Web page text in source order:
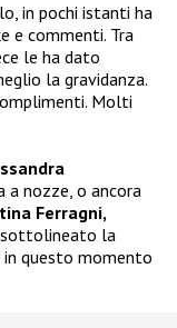
in pochi istanti ha
e commenti. Tra
le ha dato
la gravidanza.
Molti
a nozze, o ancora
Ferragni,
sottolineato la
in questo momento